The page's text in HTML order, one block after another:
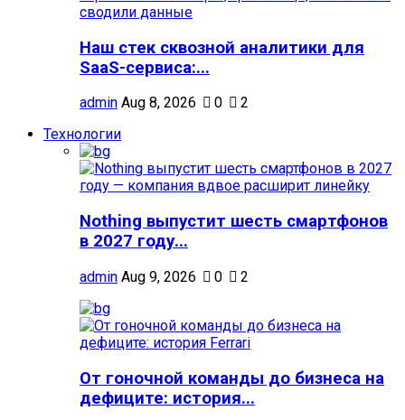
Наш стек сквозной аналитики для
SaaS-сервиса:...
admin Aug 8, 2026 0
2
Технологии
Nothing выпустит шесть смартфонов
в 2027 году...
admin Aug 9, 2026 0 2
От гоночной команды до бизнеса на
дефиците: история...